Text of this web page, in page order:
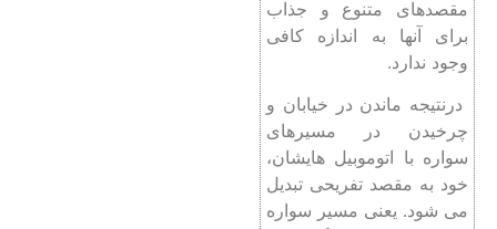
مقصدهای متنوع و جذاب
برای آنها به اندازه کافی
وجود ندارد.
درنتیجه ماندن در خیابان و
چرخیدن در مسیرهای
سواره با اتوموبیل هایشان،
خود به مقصد تفریحی تبدیل
می شود. یعنی مسیر سواره